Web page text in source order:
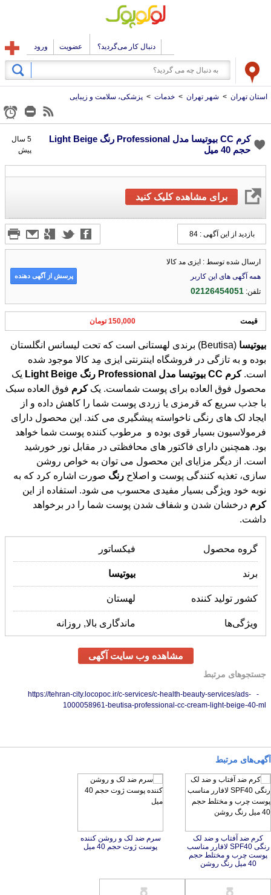
دنبال کار می‌گردید؟ عضویت ورود
استان تهران > شهر تهران > خدمات > پزشکی، سلامت و زیبایی
کرم CC بیوتیسا مدل Professional رنگ Light Beige
حجم 40 میل
5 سال
پیش
برای مشاهده کلیک کنید
همه آگهی های این کاربر
تلفن:02126454051
قیمت 150,000 تومان
بیوتیسا (Beutisa) برندی لهستانی است که تحت لیسانس انگلستان
بوده و به تازگی در فروشگاه اینترنتی ایزی مِد کالا موجود شده
است.کرم CC بیوتیسا مدل Professional رنگ Light Beige
یک
محصول فوق العاده برای پوست شماست. یککرمفوق العاده سبک
با جذب سریع که قرمزی یا زردی پوست شما را کاهش داده و از
ایجاد لک های رنگی ناخواسته پیشگیری می کند. این محصول دارای
فرمولاسیون بسیار قوی بوده و مرطوب کننده پوست شما خواهد
بود. همچنین دارای فاکتور های محافظتی در مقابل نور خورشید
است. از دیگر مزایای این محصول می توان به خواص روشن
سازی، تغذیه کنندگی پوست و اصلاح رنگ صورت اشاره کرد که به
نوبه خود ویژگی بسیار مفیدی محسوب می شود. استفاده از این
کرم
درخشان شدن و شفاف شدن پوست شما را در برخواهد
داشت.
گروه محصول فیکساتور
برند بیوتیسا
کشور تولید کننده لهستان
جستجوهای مرتبط
آگهی‌های مرتبط
کرم ضد آفتاب و ضد لک
رنگی SPF40 لافارر مناسب
پوست چرب و مختلط حجم